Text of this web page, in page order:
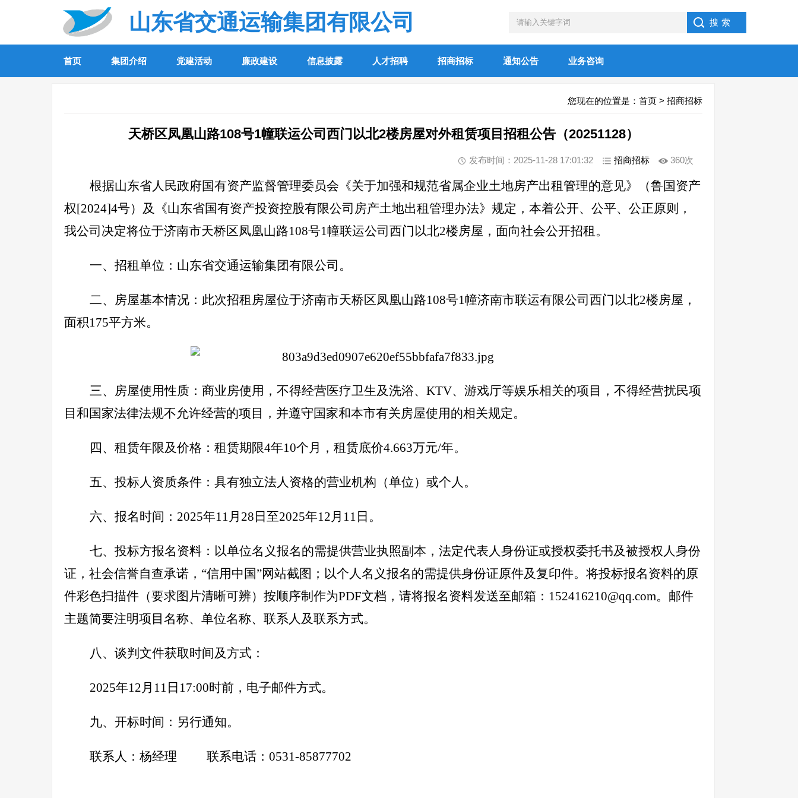
山东省交通运输集团有限公司
首页 集团介绍 党建活动 廉政建设 信息披露 人才招聘 招商招标 通知公告 业务咨询
您现在的位置是： 首页 > 招商招标
天桥区凤凰山路108号1幢联运公司西门以北2楼房屋对外租赁项目招租公告（20251128）
360次
招商招标
发布时间：2025-11-28 17:01:32
根据山东省人民政府国有资产监督管理委员会《关于加强和规范省属企业土地房产出租管理的意见》（鲁国资产
权[2024]4号）及《山东省国有资产投资控股有限公司房产土地出租管理办法》规定，本着公开、公平、公正原则，
我公司决定将位于济南市天桥区凤凰山路108号1幢联运公司西门以北2楼房屋 ，面向社会公开招租。
一、招租单位： 山东省交通运输集团有限公司。
二、房屋基本情况： 此次招租房屋位于济南市天桥区凤凰山路108号1幢济南市联运有限公司西门以北2楼房屋 ，
面积175平方米。
三、房屋使用性质： 商业房使用，不得经营医疗卫生及洗浴、KTV、游戏厅等娱乐相关的项目，不得经营扰民项
目和国家法律法规不允许经营的项目，并遵守国家和本市有关房屋使用的相关规定。
四、租赁年限及价格： 租赁期限4年10个月，租赁底价4.663万元/年。
五、投标人资质条件： 具有独立法人资格的营业机构（单位）或个人。
六、报名时间： 2025年11月28日至2025年12月11日。
七、投标方报名资料： 以单位名义报名的需提供营业执照副本，法定代表人身份证或授权委托书及被授权人身份
证，社会信誉自查承诺，“信用中国”网站截图；以个人名义报名的需提供身份证原件及复印件。将投标报名资料的原
件彩色扫描件（要求图片清晰可辨）按顺序制作为PDF文档，请将报名资料发送至邮箱： 152416210@qq.com。邮件
主题简要注明项目名称、单位名称、联系人及联系方式。
八、谈判文件获取时间及方式：
2025年12月11日17:00时前，电子邮件方式。
九、开标时间： 另行通知。
联系人：杨经理 联系电话：0531-85877702